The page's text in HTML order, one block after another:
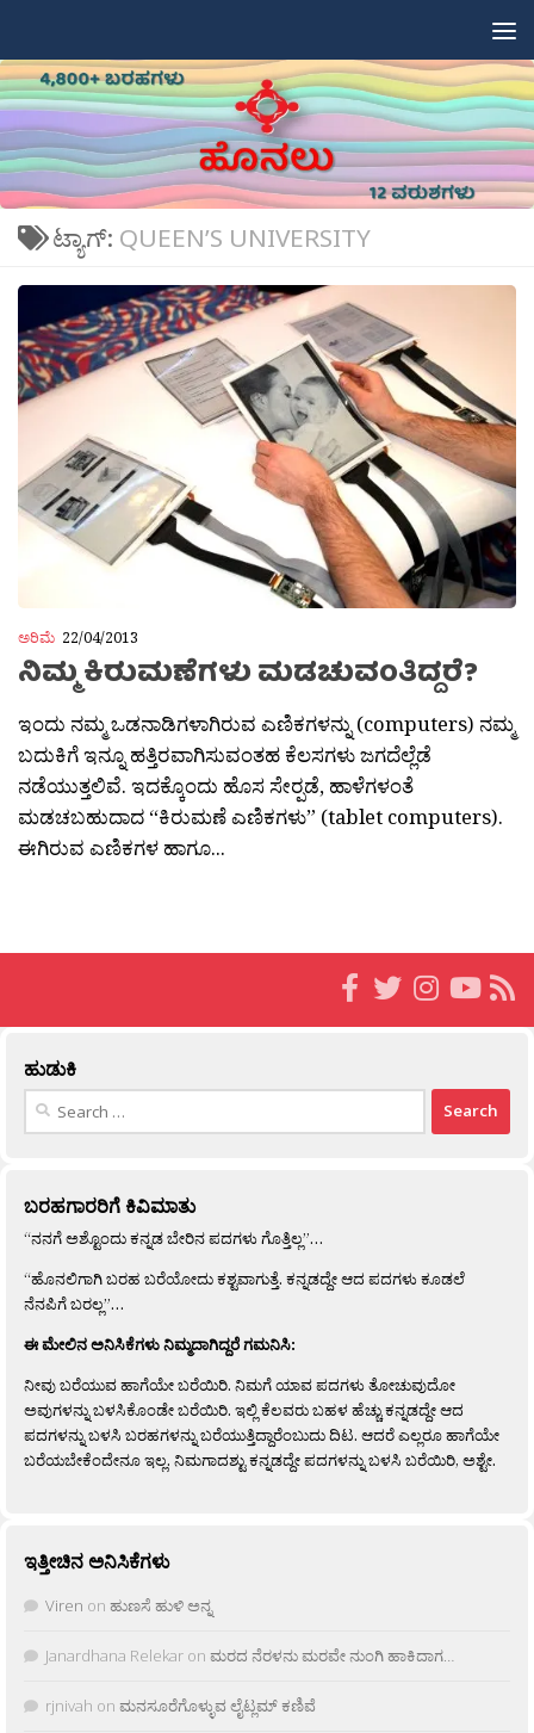
ಟ್ಯಾಗ್: QUEEN’S UNIVERSITY
ಅರಿಮೆ 22/04/2013
ನಿಮ್ಮ ಕಿರುಮಣೆಗಳು ಮಡಚುವಂತಿದ್ದರೆ?
ಇಂದು ನಮ್ಮ ಒಡನಾಡಿಗಳಾಗಿರುವ ಎಣಿಕಗಳನ್ನು (computers) ನಮ್ಮ
ಬದುಕಿಗೆ ಇನ್ನೂ ಹತ್ತಿರವಾಗಿಸುವಂತಹ ಕೆಲಸಗಳು ಜಗದೆಲ್ಲೆಡೆ
ನಡೆಯುತ್ತಲಿವೆ. ಇದಕ್ಕೊಂದು ಹೊಸ ಸೇರ‍್ಪಡೆ, ಹಾಳೆಗಳಂತೆ
ಮಡಚಬಹುದಾದ “ಕಿರುಮಣೆ ಎಣಿಕಗಳು” (tablet computers).
ಈಗಿರುವ ಎಣಿಕಗಳ ಹಾಗೂ...
ಹುಡುಕಿ
Search
ಬರಹಗಾರರಿಗೆ ಕಿವಿಮಾತು
“ನನಗೆ ಅಶ್ಟೊಂದು ಕನ್ನಡ ಬೇರಿನ ಪದಗಳು ಗೊತ್ತಿಲ್ಲ”…
“ಹೊನಲಿಗಾಗಿ ಬರಹ ಬರೆಯೋದು ಕಶ್ಟವಾಗುತ್ತೆ. ಕನ್ನಡದ್ದೇ ಆದ ಪದಗಳು ಕೂಡಲೆ
ನೆನಪಿಗೆ ಬರಲ್ಲ”…
ಈ ಮೇಲಿನ ಅನಿಸಿಕೆಗಳು ನಿಮ್ಮದಾಗಿದ್ದರೆ ಗಮನಿಸಿ:
ನೀವು ಬರೆಯುವ ಹಾಗೆಯೇ ಬರೆಯಿರಿ. ನಿಮಗೆ ಯಾವ ಪದಗಳು ತೋಚುವುದೋ
ಅವುಗಳನ್ನು ಬಳಸಿಕೊಂಡೇ ಬರೆಯಿರಿ. ಇಲ್ಲಿ ಕೆಲವರು ಬಹಳ ಹೆಚ್ಚು ಕನ್ನಡದ್ದೇ ಆದ
ಪದಗಳನ್ನು ಬಳಸಿ ಬರಹಗಳನ್ನು ಬರೆಯುತ್ತಿದ್ದಾರೆಂಬುದು ದಿಟ. ಆದರೆ ಎಲ್ಲರೂ ಹಾಗೆಯೇ
ಬರೆಯಬೇಕೆಂದೇನೂ ಇಲ್ಲ. ನಿಮಗಾದಶ್ಟು ಕನ್ನಡದ್ದೇ ಪದಗಳನ್ನು ಬಳಸಿ ಬರೆಯಿರಿ, ಅಶ್ಟೇ.
ಇತ್ತೀಚಿನ ಅನಿಸಿಕೆಗಳು
Viren on ಹುಣಸೆ ಹುಳಿ ಅನ್ನ
Janardhana Relekar on ಮರದ ನೆರಳನು ಮರವೇ ನುಂಗಿ ಹಾಕಿದಾಗ…
rjnivah on ಮನಸೂರೆಗೊಳ್ಳುವ ಲೈಟ್ಲಮ್ ಕಣಿವೆ